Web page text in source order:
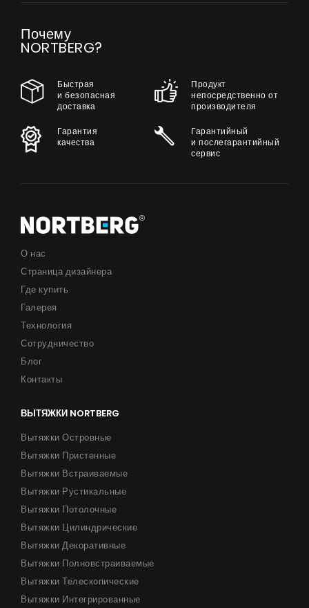
Почему
NORTBERG?
Быстрая
и безопасная
доставка
Продукт
непосредственно от
производителя
Гарантия
качества
Гарантийный
и послегарантийный
сервис
О нас
Страница дизайнера
Где купить
Галерея
Технология
Сотрудничество
Блог
Контакты
ВЫТЯЖКИ NORTBERG
Вытяжки Островные
Вытяжки Пристенные
Вытяжки Встраиваемые
Вытяжки Рустикальные
Вытяжки Потолочные
Вытяжки Цилиндрические
Вытяжки Декоративные
Вытяжки Полновстраиваемые
Вытяжки Телескопические
Вытяжки Интегрированные